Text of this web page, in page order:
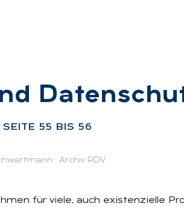
SEI­TE 55 BIS 56
· Archiv RDV
für viele, auch existenzielle